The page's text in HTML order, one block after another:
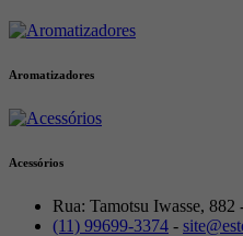
Aromatizadores
Acessórios
Rua: Tamotsu Iwasse,
(11) 99699-3374 -